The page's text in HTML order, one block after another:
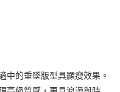
中的垂墜版型具顯瘦效果。